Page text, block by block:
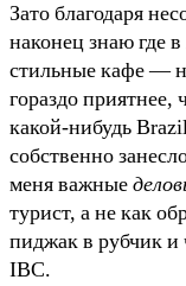
Зато благодаря
наконец знаю где
стильные кафе —
гораздо
какой-нибудь
собственно
меня важные
турист, а не как
пиджак в рубчик
IBC.